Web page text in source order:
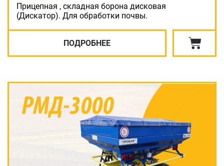
Прицепная , складная борона дисковая
(Дискатор). Для обработки почвы.
ПОДРОБНЕЕ